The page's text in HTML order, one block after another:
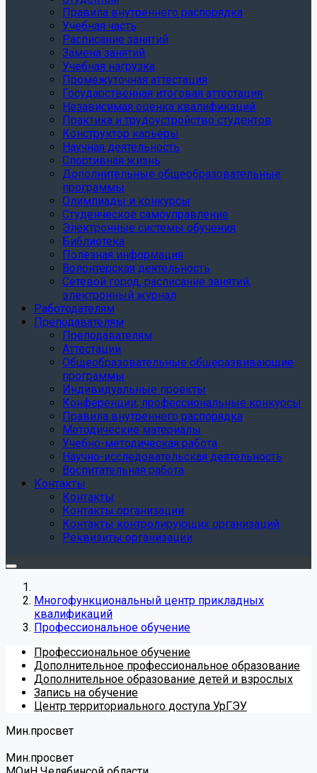
Правила внутреннего распорядка
Учебная часть
Расписание занятий
Замена занятий
Учебная нагрузка
Промежуточная аттестация
Государственная итоговая аттестация
Независимая оценка квалификаций
Практика и трудоустройство студентов
Конструктор карьеры
Научная деятельность
Спортивная жизнь
Дополнительные общеобразовательные
программы
Олимпиады и конкурсы
Студенческое самоуправление
Электронные системы обучения
Библиотека
Полезная информация
Волонтерская деятельность
Сетевой город, расписание занятий,
электронный журнал
Работодателям
Преподавателям
Преподавателям
Аттестации
Общеобразовательные общеразвивающие
программы
Индивидуальные проекты
Конференции, профессиональные конкурсы
Правила внутреннего распорядка
Методические материалы
Учебно-методическая работа
Научно-исследовательская деятельность
Воспитательная работа
Контакты
Контакты
Контакты организации
Контакты контролирующих организаций
Реквизиты организации
Многофункциональный центр прикладных
квалификаций
Профессиональное обучение
Профессиональное обучение
Дополнительное профессиональное образование
Дополнительное образование детей и взрослых
Запись на обучение
Центр территориального доступа УрГЭУ
Мин.просвет
Мин.просвет